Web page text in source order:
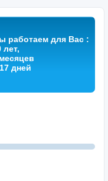
работаем для Вас :
лет,
дней